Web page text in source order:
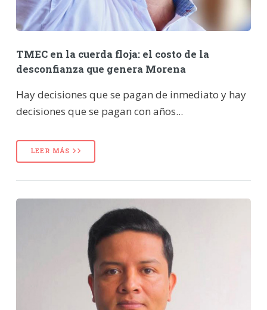
TMEC en la cuerda floja: el costo de la
desconfianza que genera Morena
Hay decisiones que se pagan de inmediato y hay
decisiones que se pagan con años...
LEER MÁS